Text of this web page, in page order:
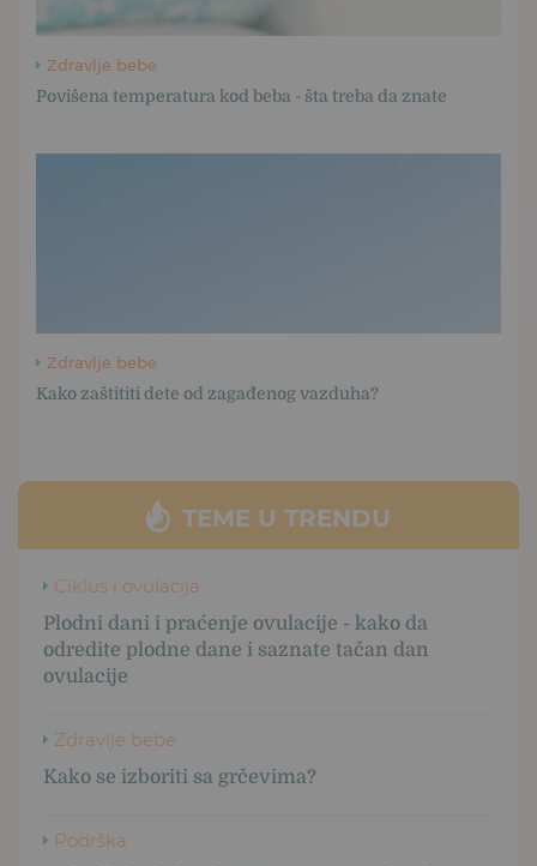
TEME U TRENDU
Ciklus i ovulacija
Plodni dani i praćenje ovulacije - kako da
odredite plodne dane i saznate tačan dan
ovulacije
Zdravlje bebe
Kako se izboriti sa grčevima?
Podrška
Zdravlje bebe
Povišena temperatura kod beba - šta treba da znate
Zdravlje bebe
Kako zaštititi dete od zagađenog vazduha?